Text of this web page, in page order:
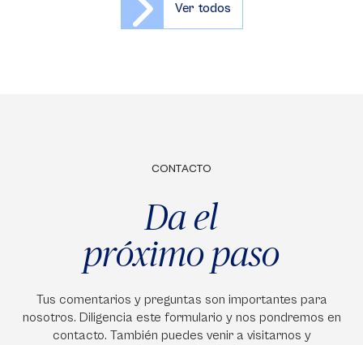
Ver todos
CONTACTO
Da el
próximo paso
Tus comentarios y preguntas son importantes para
nosotros. Diligencia este formulario y nos pondremos en
contacto. También puedes venir a visitarnos y